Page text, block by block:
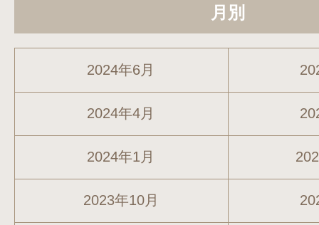
月別
2024年6月
2024年4月
2024年1月
2023年10月